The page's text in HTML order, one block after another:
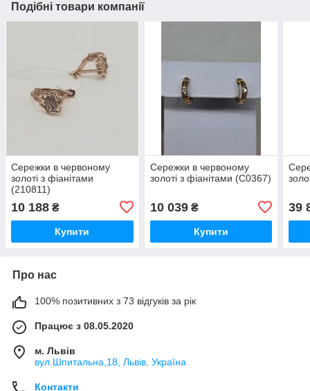
Подібні товари компанії
Сережки в червоному
золоті з фіанітами
(210811)
10 188 ₴
Купити
Сережки в червоному
золоті з фіанітами (С0367)
10 039₴
Купити
39
Про нас
100% позитивних з 73 відгуків за рік
Працює з 08.05.2020
м. Львів
вул.Шпитальна,18, Львів, Україна
Контакти